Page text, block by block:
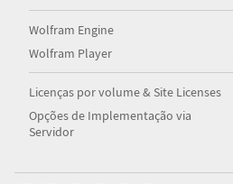
Wolfram Engine
Wolfram Player
Licenças por volume & Site Licenses
Opções de Implementação via
Servidor